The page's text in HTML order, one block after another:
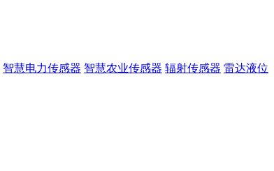
智慧电力传感器 智慧农业传感器 辐射传感器 雷达液位